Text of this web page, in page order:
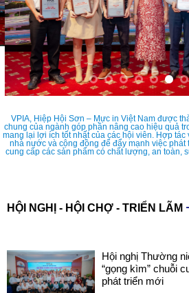
VPIA, Hiệp Hội Sơn – Mực in Việt Nam được
chung của ngành góp phần nâng cao hiệu quả
mang lại lợi ích tốt nhất của các hội viên. Hợp
nhà nước và cộng đồng để đẩy mạnh việc
cung cấp các sản phẩm có chất lượng, an toàn,
HỘI NGHỊ - HỘI CHỢ - TRIỂN LÃM
Hội nghị Thường
“gọng kìm” chuỗi
phát triển mới